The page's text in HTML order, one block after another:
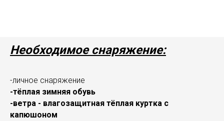
Необходимое снаряжение:
-личное снаряжение
-тёплая зимняя обувь
-ветра - влагозащитная тёплая куртка с
капюшоном